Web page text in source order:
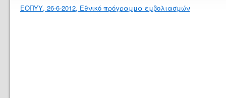
ΕΟΠΥΥ, 26-6-2012, Εθνικό πρόγραμμα εμβολιασμών